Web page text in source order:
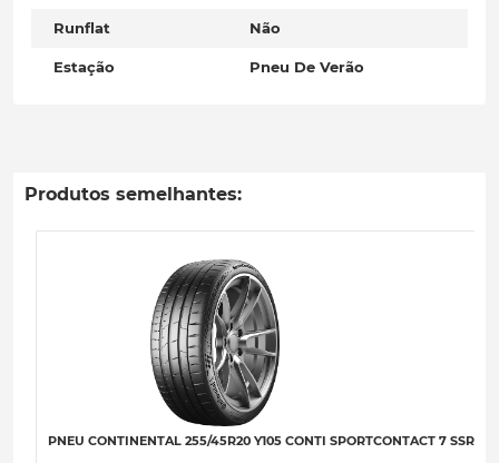
Runflat Não
Estação Pneu De Verão
Produtos semelhantes:
PNEU CONTINENTAL 255/45R20 Y105 CONTI SPORTCONTACT 7 SSR